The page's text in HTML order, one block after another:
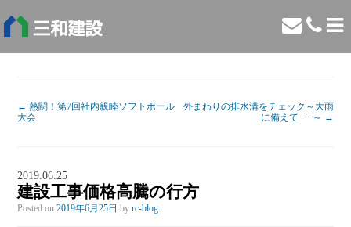
← 熱闘！第7回社内親睦ソフトボール
大会
外まわりの排水溝をチェック～大雨
に備えて･･･～ →
2019.06.25
建設工事価格高騰の行方
Posted on2019年6月25日 byrc-blog